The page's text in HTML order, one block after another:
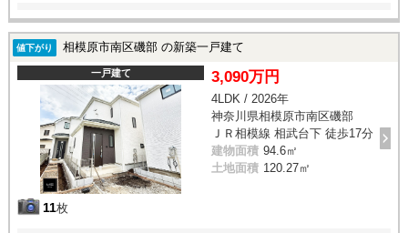
値下がり 相模原市南区磯部 の新築一戸建て
一戸建て
11枚
3,090万円
4LDK / 2026年
神奈川県相模原市南区磯部
ＪＲ相模線 相武台下 徒歩17分
建物面積 94.6㎡
土地面積 120.27㎡